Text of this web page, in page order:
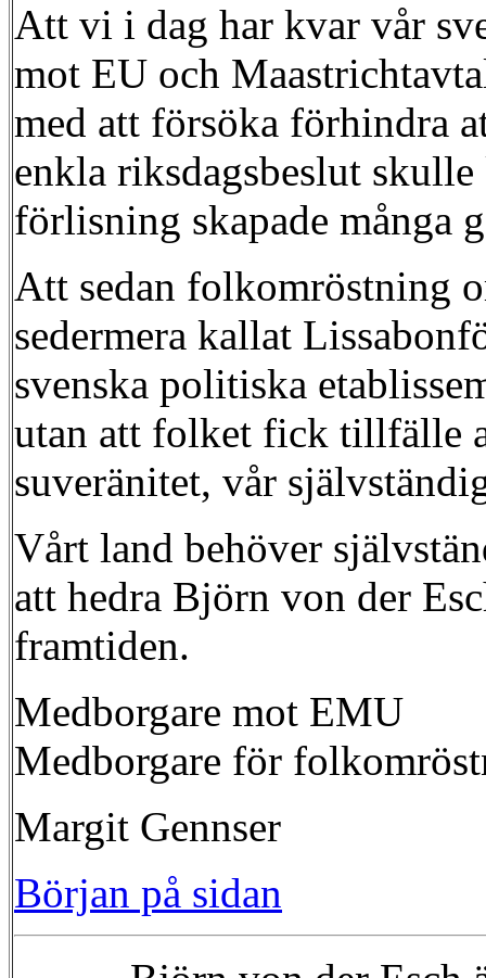
Att vi i dag har kvar vår
mot EU och
med att försöka förhindra
enkla riksdagsbeslut
förlisning skapade många
Att sedan folkomröstning
sedermera kallat
svenska politiska
utan att folket fick tillfälle
suveränitet, vår
Vårt land behöver
att hedra Björn von der
framtiden.
Medborgare mot EMU
Medborgare för
Margit Gennser
Början på sidan